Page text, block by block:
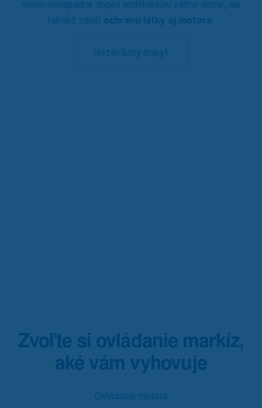
nielen nenápadne doplní architektúru vášho domu, ale
taktiež zaistí ochranu látky aj motora.
Nezáväzný dopyt
Zvoľte si ovládanie markíz,
aké vám vyhovuje
Ovládanie motora